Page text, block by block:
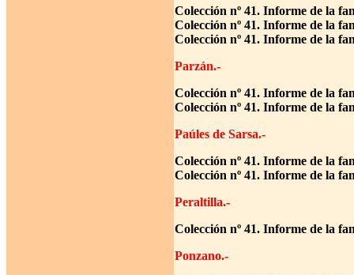
Colección nº 41. Informe de la
Colección nº 41. Informe de la
Colección nº 41. Informe de la
Parzán.-
Colección nº 41. Informe de la
Colección nº 41. Informe de la
Paúles de Sarsa.-
Colección nº 41. Informe de la
Colección nº 41. Informe de la
Peraltilla.-
Colección nº 41. Informe de la
Ponzano.-